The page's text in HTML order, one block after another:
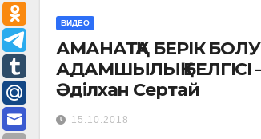
ВИДЕО
АМАНАТҚА БЕРІК БОЛУ
АДАМШЫЛЫҚ БЕЛГІСІ
Әділхан Сертай
15.10.2018